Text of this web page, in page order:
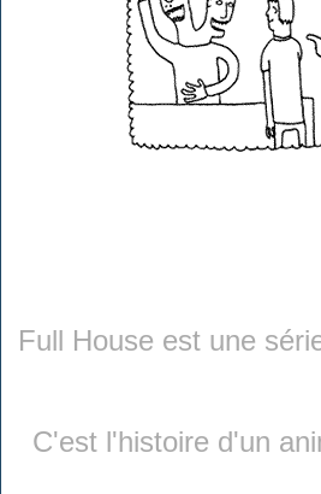
Full House est une
C'est l'histoire d'un